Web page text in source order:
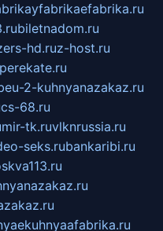
biletnadom.ru
hd.ruz-host.ru
2-kuhnyanazakaz.ru
cs-68.ru
mir-tk.ruvlknrussia.ru
seks.rubankaribi.ru